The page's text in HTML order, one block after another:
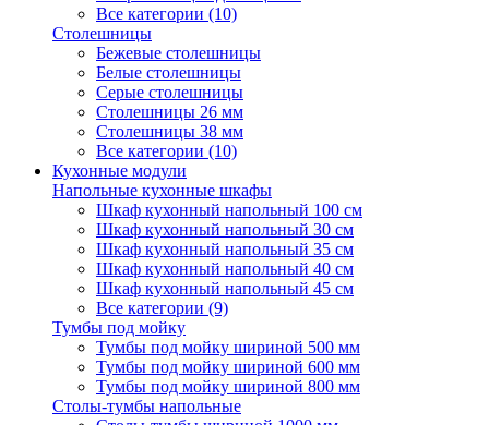
Все категории (10)
Столешницы
Бежевые столешницы
Белые столешницы
Серые столешницы
Столешницы 26 мм
Столешницы 38 мм
Все категории (10)
Кухонные модули
Напольные кухонные шкафы
Шкаф кухонный напольный 100 см
Шкаф кухонный напольный 30 см
Шкаф кухонный напольный 35 см
Шкаф кухонный напольный 40 см
Шкаф кухонный напольный 45 см
Все категории (9)
Тумбы под мойку
Тумбы под мойку шириной 500 мм
Тумбы под мойку шириной 600 мм
Тумбы под мойку шириной 800 мм
Столы-тумбы напольные